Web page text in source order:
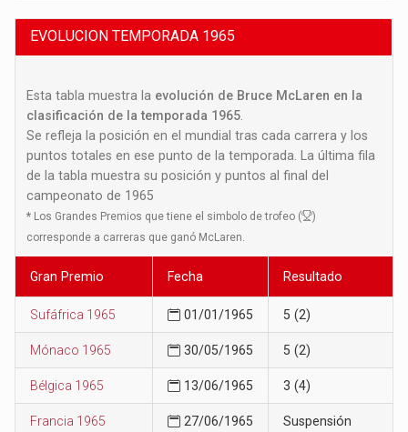
EVOLUCION TEMPORADA 1965
Esta tabla muestra la evolución de Bruce McLaren en la
clasificación de la temporada 1965
Se refleja la posición en el mundial tras cada carrera y los
puntos totales en ese punto de la temporada. La última fila
de la tabla muestra su posición y puntos al final del
campeonato de 1965
* Los Grandes Premios que tiene el simbolo de trofeo (
)
corresponde a carreras que ganó McLaren.
Gran Premio Fecha Resultado
Sufáfrica 1965 01/01/1965 5 (2)
Mónaco 1965 30/05/1965 5 (2)
Bélgica 1965 13/06/1965 3 (4)
Francia 1965 27/06/1965 Suspensión